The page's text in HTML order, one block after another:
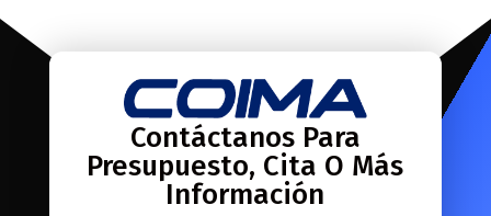
Contáctanos Para
Presupuesto, Cita O Más
Información